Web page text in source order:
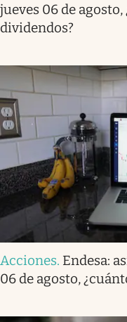
jueves 06 de
dividendos?
Acciones. Endesa:
06 de agosto,